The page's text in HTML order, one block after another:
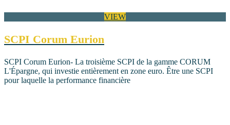
VIEW
SCPI Corum Eurion
SCPI Corum Eurion- La troisième SCPI de la gamme CORUM
L'Épargne, qui investie entièrement en zone euro. Être une SCPI
pour laquelle la performance financière